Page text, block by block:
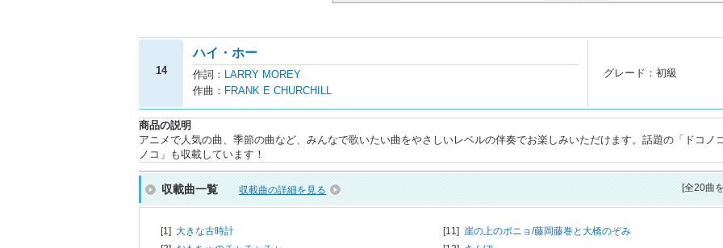
14
ハイ・ホー
作詞：
LARRY MOREY
作曲： FRANK E CHURCHILL
グレード：初級
商品の説明
アニメで人気の曲、季節の曲など、みんなで歌いたい曲をやさしいレベルの伴奏でお楽しみいただけます。話題の「ドコノ
ノコ」も収載しています！
収載曲一覧 収載曲の詳細を見る [全20曲
[1] 大きな古時計
[11] 崖の上のポニョ/藤岡藤巻と大橋のぞみ